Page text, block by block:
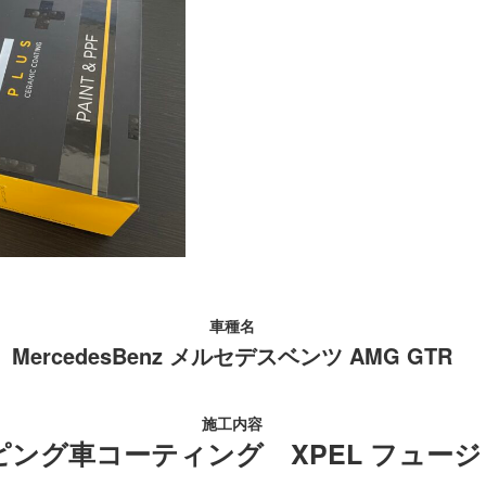
車種名
MercedesBenz メルセデスベンツ AMG GTR
施工内容
ング車コーティング XPEL フュー